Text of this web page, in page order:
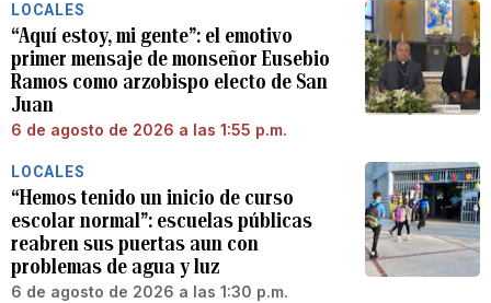
LOCALES
“Aquí estoy, mi gente”: el emotivo
primer mensaje de monseñor Eusebio
Ramos como arzobispo electo de San
Juan
6 de agosto de 2026 a las 1:55 p.m.
LOCALES
“Hemos tenido un inicio de curso
escolar normal”: escuelas públicas
reabren sus puertas aun con
problemas de agua y luz
6 de agosto de 2026 a las 1:30 p.m.